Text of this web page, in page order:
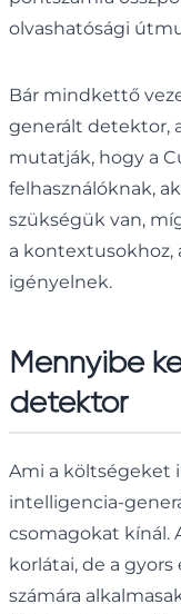
olvashatósági
Bár mindkettő
generált detektor,
mutatják, hogy a
felhasználóknak,
szükségük van,
a kontextusokhoz,
igényelnek.
Mennyibe
detektor
Ami a költségeket
intelligencia-
csomagokat kínál.
korlátai, de a
számára